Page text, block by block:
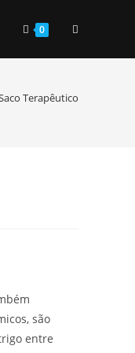
0 TOGGLE
Terapêutico
são
entre